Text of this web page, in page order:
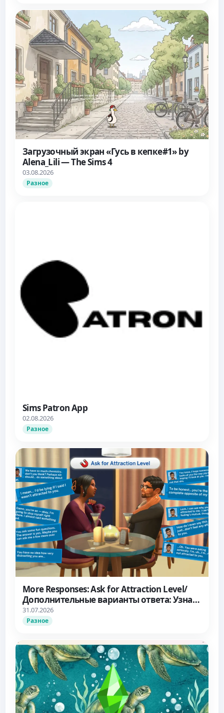
Загрузочный экран «Гусь в кепке#1» by
Alena_Lili — The Sims 4
03.08.2026
Разное
Sims Patron App
02.08.2026
Разное
More Responses: Ask for Attraction Level/
Дополнительные варианты ответа: Узнать
об уровне влечения
31.07.2026
Разное